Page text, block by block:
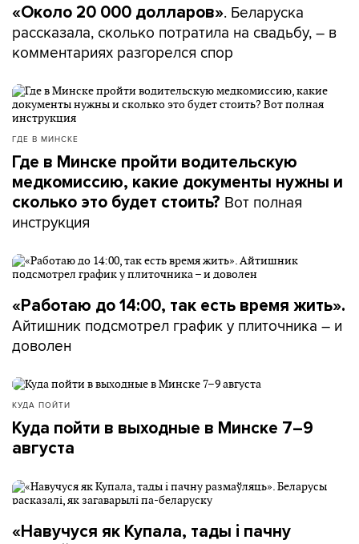
«Около 20 000 долларов». Беларуска
рассказала, сколько потратила на свадьбу, – в
комментариях разгорелся спор
ГДЕ В МИНСКЕ
Где в Минске пройти водительскую
медкомиссию, какие документы нужны и
сколько это будет стоить? Вот полная
инструкция
«Работаю до 14:00, так есть время жить».
Айтишник подсмотрел график у плиточника – и
доволен
КУДА ПОЙТИ
Куда пойти в выходные в Минске 7–9
августа
«Навучуся як Купала, тады і пачну